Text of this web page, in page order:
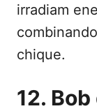
irradiam
chique.
12.